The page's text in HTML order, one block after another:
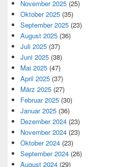
November 2025 (25)
Oktober 2025 (35)
September 2025 (23)
August 2025 (36)
Juli 2025 (37)
Juni 2025 (38)
Mai 2025 (47)
April 2025 (37)
März 2025 (27)
Februar 2025 (30)
Januar 2025 (36)
Dezember 2024 (23)
November 2024 (23)
Oktober 2024 (23)
September 2024 (26)
August 2024 (29)